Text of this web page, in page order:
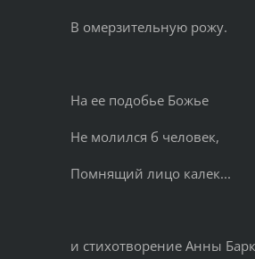
В омерзительную рожу.
На ее подобье Божье
Не молился б человек,
Помнящий лицо калек...
и стихотворение Анны